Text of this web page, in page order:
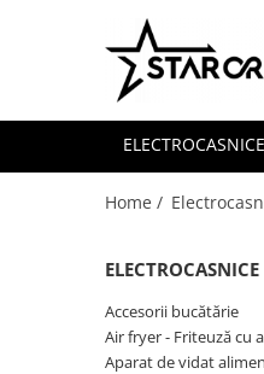
Electrocasnice Mari
Combină frigorifică
Ladă frigorifică
Vitrină de vinuri
Masini de spalat vase
Electrocasnice Mici
Accesorii bucătărie
Aparat clătite
Aparat vafe
Role pungi vidat
Blendere & Tocatoare
Ingrijire personală
Aparate & Accesorii ingrijire
Home /
Accesorii bucătărie
Air fryer - Friteuză cu
Aparat de vidat